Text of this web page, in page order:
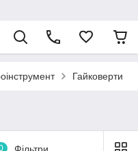
Гайковерти
Фільтри